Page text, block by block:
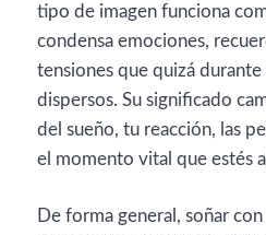
tipo de imagen funciona
condensa emociones,
tensiones que quizá durante
dispersos. Su significado
del sueño, tu reacción, las
el momento vital que estés
De forma general, soñar